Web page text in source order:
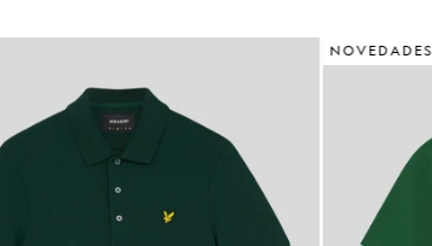
NOVEDADES